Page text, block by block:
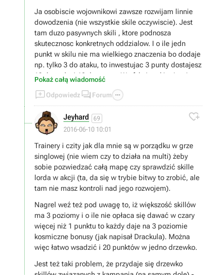
Ja osobiscie wojownikowi zawsze rozwijam linnie
dowodzenia (nie wszystkie skile oczywiscie). Jest
tam duzo pasywnych skili , ktore podnosza
skutecznosc konkretnych oddzialow. I o ile jedn
punkt w skilu nie ma wielkiego znaczenia bo dodaje
np. tylko 3 do ataku, to inwestujac 3 punty dostajesz
12 do ataku i 12 do szarzy. W efekcie takim iperium
masz greatswordsmanow - rzeznikow.
Osobiscie uwazam ze poza Vampirami, magia jest
malo skuteczna, a u Vampirow to tez glownie czary
nekromanckie.
Pokaż całą wiadomość
Odpowiedz  Forum 
Jeyhard 69
2016-06-10 10:01

Trainery i czity jak dla mnie są w porządku w grze
singlowej (nie wiem czy to działa na multi) żeby
sobie pozwiedzać całą mapę czy sprawdzić skille
lorda w akcji (ta, da się w trybie bitwy to zrobić, ale
tam nie masz kontroli nad jego rozwojem).
Nagrel weź też pod uwagę to, iż większość skillów
ma 3 poziomy i o ile nie opłaca się dawać w czary
więcej niż 1 punktu to każdy daje na 3 poziomie
kosmiczne bonusy (jak napisał Drackula). Można
więc łatwo wsadzić i 20 punktów w jedno drzewko.
Jest też taki problem, że przydaje się drzewko